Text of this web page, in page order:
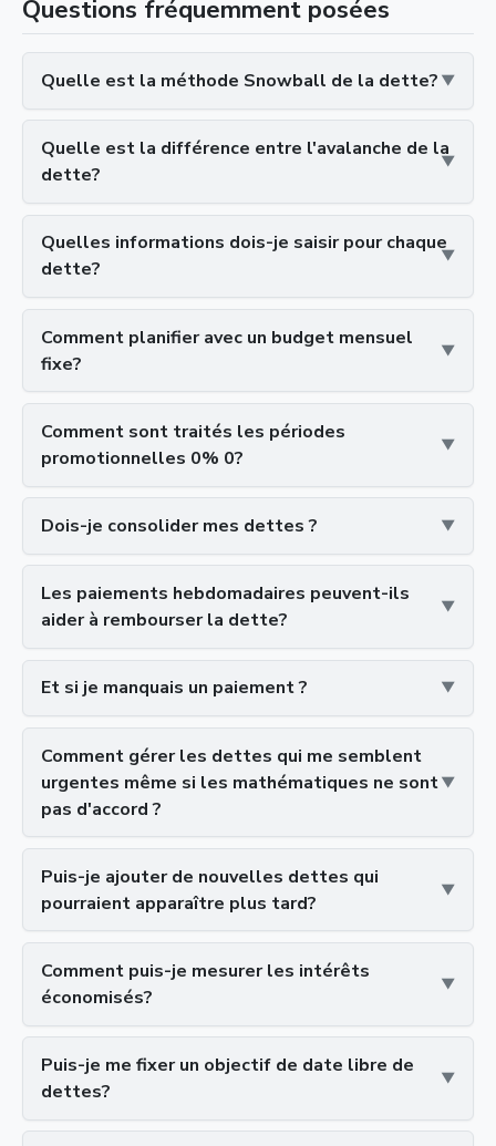
Questions fréquemment posées
Quelle est la méthode Snowball de la dette?
Quelle est la différence entre l'avalanche de la
dette?
Quelles informations dois-je saisir pour chaque
dette?
Comment planifier avec un budget mensuel
fixe?
Comment sont traités les périodes
promotionnelles 0% 0?
Dois-je consolider mes dettes ?
Les paiements hebdomadaires peuvent-ils
aider à rembourser la dette?
Et si je manquais un paiement ?
Comment gérer les dettes qui me semblent
urgentes même si les mathématiques ne sont
pas d'accord ?
Puis-je ajouter de nouvelles dettes qui
pourraient apparaître plus tard?
Comment puis-je mesurer les intérêts
économisés?
Puis-je me fixer un objectif de date libre de
dettes?